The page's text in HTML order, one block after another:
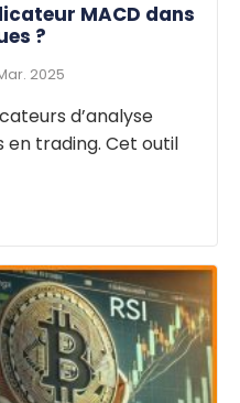
MACD dans
?
2025
d’analyse
en trading. Cet outil